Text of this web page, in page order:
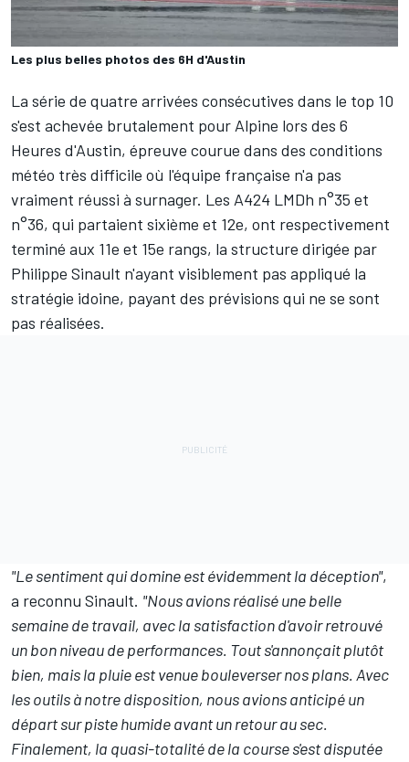
Les plus belles photos des 6H d'Austin
La série de quatre arrivées consécutives dans le top 10
s'est achevée brutalement pour Alpine lors des 6
Heures d'Austin, épreuve courue dans des conditions
météo très difficile où l'équipe française n'a pas
vraiment réussi à surnager. Les A424 LMDh n°35 et
n°36, qui partaient sixième et 12e, ont respectivement
terminé aux 11e et 15e rangs, la structure dirigée par
Philippe Sinault n'ayant visiblement pas appliqué la
stratégie idoine, payant des prévisions qui ne se sont
pas réalisées.
"Le sentiment qui domine est évidemment la déception",
a reconnu Sinault. "Nous avions réalisé une belle
semaine de travail, avec la satisfaction d'avoir retrouvé
un bon niveau de performances. Tout s'annonçait plutôt
bien, mais la pluie est venue bouleverser nos plans. Avec
les outils à notre disposition, nous avions anticipé un
départ sur piste humide avant un retour au sec.
Finalement, la quasi-totalité de la course s'est disputée